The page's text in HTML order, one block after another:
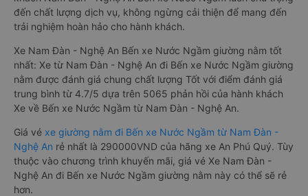
đến chất lượng dịch vụ, không ngừng cải thiện để mang đến
trải nghiệm hoàn hảo cho hành khách.
Xe Nam Đàn - Nghệ An Bến xe Nước Ngầm giường nằm tốt
nhất: Xe từ Nam Đàn - Nghệ An đi Bến xe Nước Ngầm giường
nằm được đánh giá chung chất lượng Tốt với điểm đánh giá
trung bình từ 4.7/5 dựa trên 5065 phản hồi của hành khách
Xe về Bến xe Nước Ngầm từ Nam Đàn - Nghệ An.
Giá vé xe giường nằm đi Bến xe Nước Ngầm từ Nam Đàn -
Nghệ An rẻ nhất là 290000VND của hãng xe An Phú Quý. Tùy
thuộc vào chương trình khuyến mãi, giá vé Xe Nam Đàn -
Nghệ An đi Bến xe Nước Ngầm giường nằm này có thể sẽ rẻ
hơn.